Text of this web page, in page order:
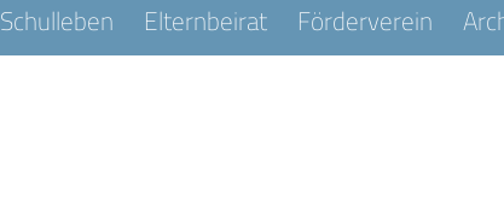
Schulleben Elternbeirat Förderverein